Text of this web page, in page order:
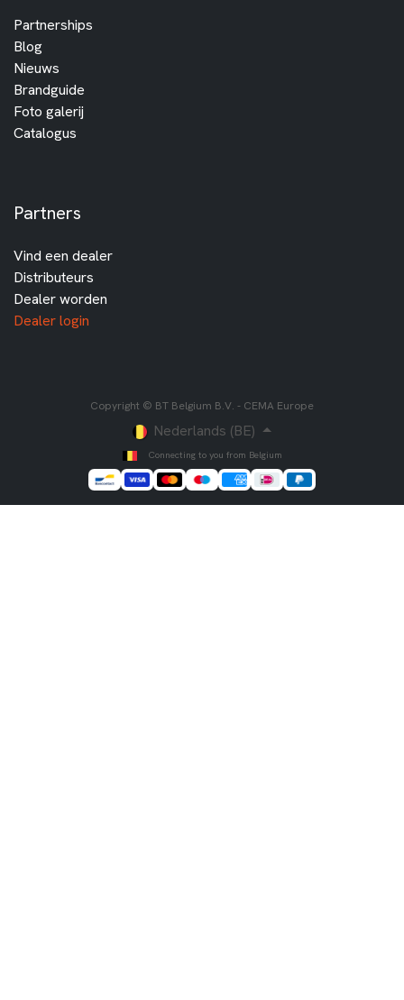
Partnerships
Blog
Nieuws
Brandguide
Foto galerij
Catalogus
Partners
Vind een dealer
Distributeurs
Dealer worden
Dealer login
Copyright © BT Belgium B.V. - CEMA Europe
Nederlands (BE)
Connecting to you from Belgium